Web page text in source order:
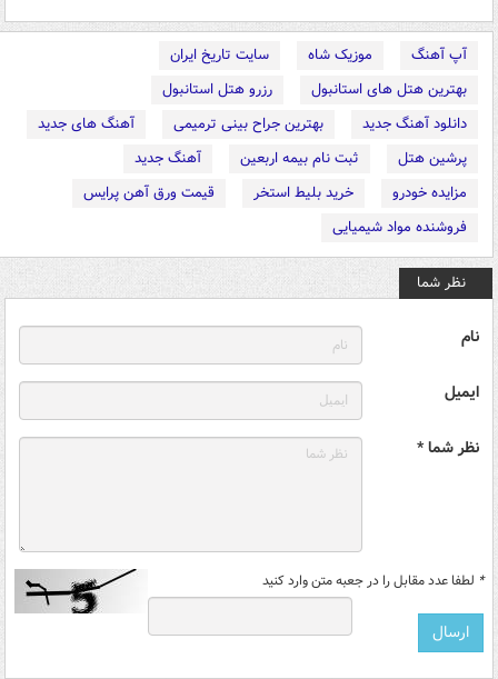
آپ آهنگ موزیک شاه
سایت تاریخ ایران
بهترین هتل های استانبول
رزرو هتل استانبول
دانلود آهنگ جدید
بهترین جراح بینی ترمیمی
آهنگ های جدید
پرشین هتل
ثبت نام بیمه اربعین
آهنگ جدید
مزایده خودرو
خرید بلیط استخر
قیمت ورق آهن پرایس
فروشنده مواد شیمیایی
نظر شما
نام
ایمیل
نظر شما *
* لطفا عدد مقابل را در جعبه متن وارد کنید